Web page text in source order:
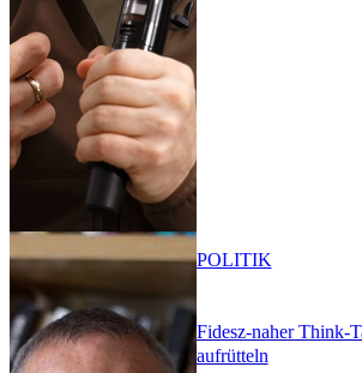
Fidesz-naher Think-
aufrütteln
POLITIK